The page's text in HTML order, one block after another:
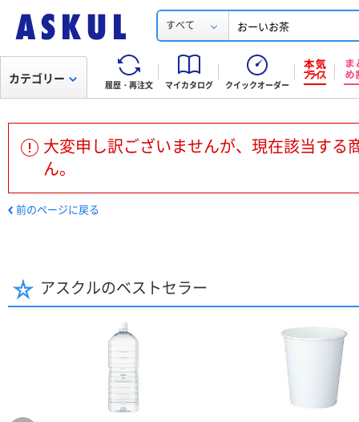
すべて
履歴・再注文 マイカタログ クイックオーダー
カテゴリー
大変申し訳ございませんが、現在該当する
ん。
前のページに戻る
アスクルのベストセラー